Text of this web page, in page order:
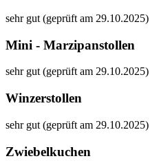
sehr gut (geprüft am 29.10.2025)
Mini - Marzipanstollen
sehr gut (geprüft am 29.10.2025)
Winzerstollen
sehr gut (geprüft am 29.10.2025)
Zwiebelkuchen